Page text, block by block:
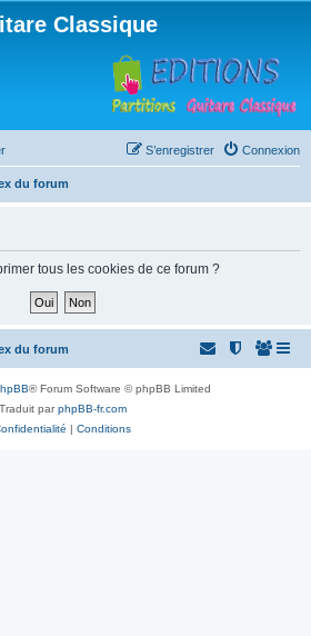
Classique
Connexion
S’enregistrer
du forum
tous les cookies de ce forum ?
du forum
® Forum Software © phpBB Limited
Traduit parphpBB-fr.com
| Conditions